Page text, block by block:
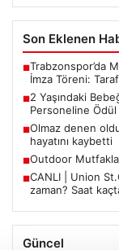
Son Eklenen
■Trabzonspor’da
İmza Töreni:
■2 Yaşındaki
Personeline Ödül
■Olmaz denen
hayatını kaybetti
■Outdoor
■CANLI | Union
zaman? Saat
Güncel